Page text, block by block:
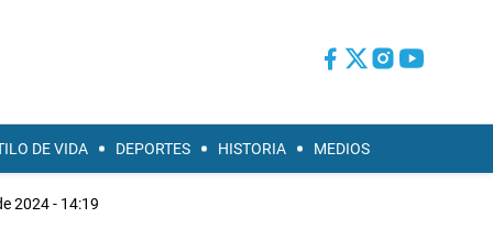
DE VIDA DEPORTES HISTORIA MEDIOS
2024 - 14:19